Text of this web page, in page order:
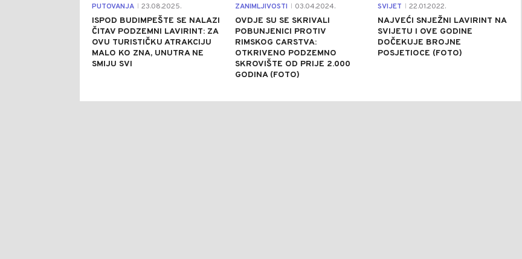
PUTOVANJA 23.08.2025.
ISPOD BUDIMPEŠTE SE NALAZI
ČITAV PODZEMNI LAVIRINT: ZA
OVU TURISTIČKU ATRAKCIJU
MALO KO ZNA, UNUTRA NE
SMIJU SVI
ZANIMLJIVOSTI 03.04.2024.
OVDJE SU SE SKRIVALI
POBUNJENICI PROTIV
RIMSKOG CARSTVA:
OTKRIVENO PODZEMNO
SKROVIŠTE OD PRIJE 2.000
GODINA (FOTO)
SVIJET 22.01.2022.
NAJVEĆI SNJEŽNI LAVIRINT NA
SVIJETU I OVE GODINE
DOČEKUJE BROJNE
POSJETIOCE (FOTO)